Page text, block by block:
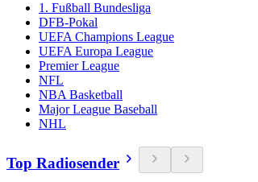
1. Fußball Bundesliga
DFB-Pokal
UEFA Champions League
UEFA Europa League
Premier League
NFL
NBA Basketball
Major League Baseball
NHL
Top Radiosender